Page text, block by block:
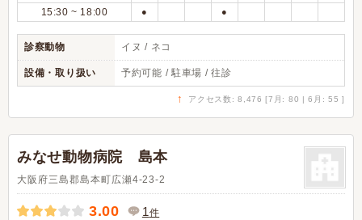
15:30 ~ 18:00 ● ●
診察動物 イヌ / ネコ
設備・取り扱い 予約可能 / 駐車場 / 往診
↑ アクセス数: 8,476 [7月: 80 | 6月: 55 ]
みなせ動物病院 島本
大阪府三島郡島本町広瀬4-23-2
3.00 1件